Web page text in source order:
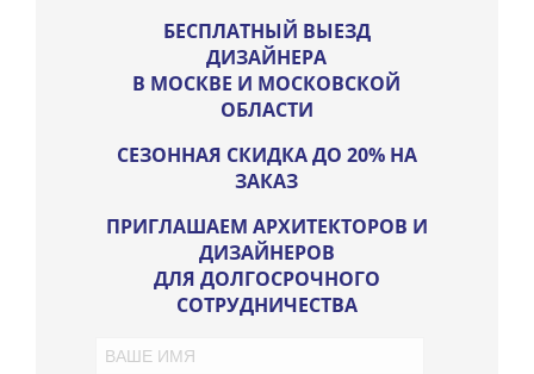
БЕСПЛАТНЫЙ ВЫЕЗД
ДИЗАЙНЕРА
В МОСКВЕ И МОСКОВСКОЙ
ОБЛАСТИ
СЕЗОННАЯ СКИДКА ДО 20% НА
ЗАКАЗ
ПРИГЛАШАЕМ АРХИТЕКТОРОВ И
ДИЗАЙНЕРОВ
ДЛЯ ДОЛГОСРОЧНОГО
СОТРУДНИЧЕСТВА